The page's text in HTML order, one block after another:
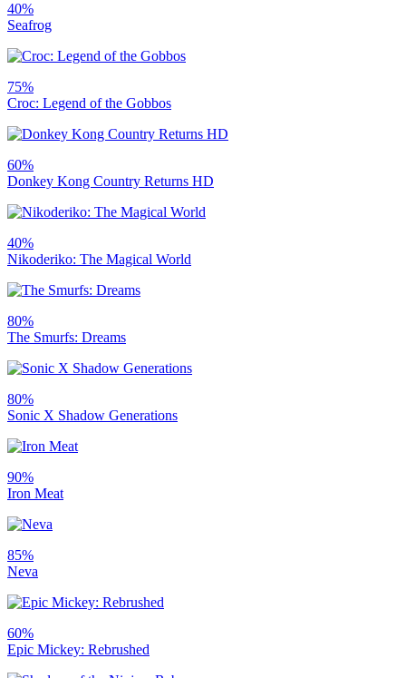
40%
Seafrog
75%
Croc: Legend of the Gobbos
60%
Donkey Kong Country Returns HD
40%
Nikoderiko: The Magical World
80%
The Smurfs: Dreams
80%
Sonic X Shadow Generations
90%
Iron Meat
85%
Neva
60%
Epic Mickey: Rebrushed